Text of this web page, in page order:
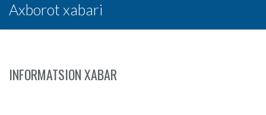
Axborot xabari
INFORMATSION XABAR